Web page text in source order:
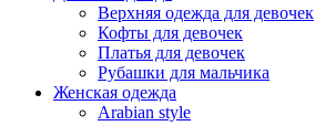
Верхняя одежда для девочек
Кофты для девочек
Платья для девочек
Рубашки для мальчика
Женская одежда
Arabian style